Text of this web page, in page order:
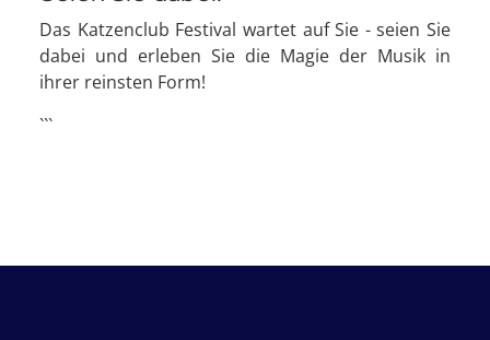
Das Katzenclub Festival wartet auf Sie - seien Sie
dabei und erleben Sie die Magie der Musik in
ihrer reinsten Form!
```